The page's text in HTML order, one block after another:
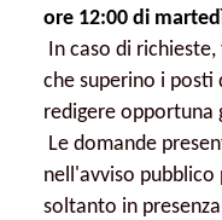
ore 12:00 di
In caso di
che superino i posti
redigere opportuna
Le domande
nell'avviso
soltanto in